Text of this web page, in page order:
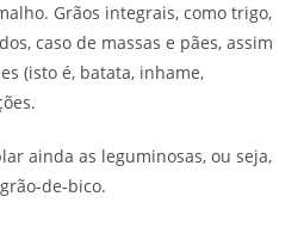
Grãos integrais, como trigo,
caso de massas e pães, assim
(isto é, batata, inhame,
ainda as leguminosas, ou seja,
de-bico.